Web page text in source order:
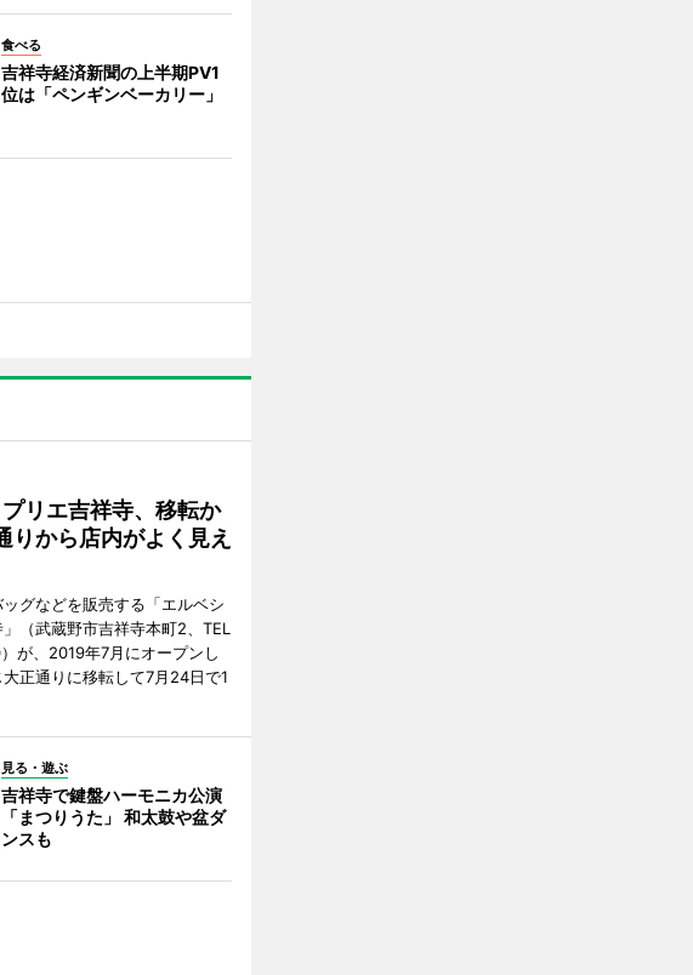
食べる
吉祥寺経済新聞の上半期PV1
位は「ペンギンベーカリー」
リエ吉祥寺、移転か
から店内がよく見え
グなどを販売する「エルベシ
（武蔵野市吉祥寺本町2、TEL
が、2019年7月にオープンし
正通りに移転して7月24日で1
見る・遊ぶ
吉祥寺で鍵盤ハーモニカ公演
「まつりうた」 和太鼓や盆ダ
ンスも